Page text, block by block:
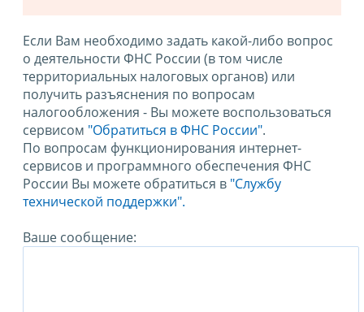
Если Вам необходимо задать какой-либо вопрос
о деятельности ФНС России (в том числе
территориальных налоговых органов) или
получить разъяснения по вопросам
налогообложения - Вы можете воспользоваться
сервисом "Обратиться в ФНС России".
По вопросам функционирования интернет-
сервисов и программного обеспечения ФНС
России Вы можете обратиться в "Службу
технической поддержки".
Ваше сообщение: